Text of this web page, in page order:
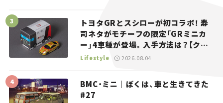
トヨタGRとスシローが初コラボ！ 寿
司ネタがモチーフの限定「GRミニカ
ー」4車種が登場。入手方法は？【クル
マとホビー】
Lifestyle 2026.08.04
BMC・ミニ｜ぼくは、車と生きてきた
#27